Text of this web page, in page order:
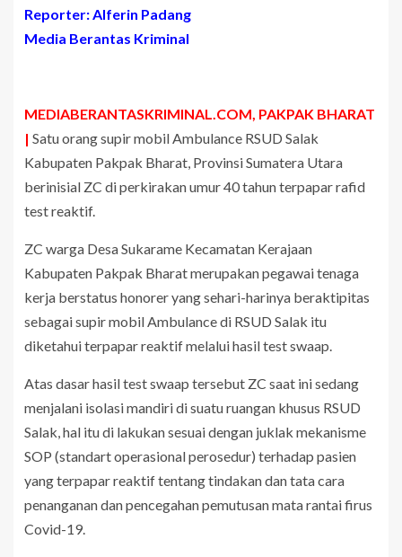
Reporter: Alferin Padang
Media Berantas Kriminal
MEDIABERANTASKRIMINAL.COM, PAKPAK BHARAT
| Satu orang supir mobil Ambulance RSUD Salak
Kabupaten Pakpak Bharat, Provinsi Sumatera Utara
berinisial ZC di perkirakan umur 40 tahun terpapar rafid
test reaktif.
ZC warga Desa Sukarame Kecamatan Kerajaan
Kabupaten Pakpak Bharat merupakan pegawai tenaga
kerja berstatus honorer yang sehari-harinya beraktipitas
sebagai supir mobil Ambulance di RSUD Salak itu
diketahui terpapar reaktif melalui hasil test swaap.
Atas dasar hasil test swaap tersebut ZC saat ini sedang
menjalani isolasi mandiri di suatu ruangan khusus RSUD
Salak, hal itu di lakukan sesuai dengan juklak mekanisme
SOP (standart operasional perosedur) terhadap pasien
yang terpapar reaktif tentang tindakan dan tata cara
penanganan dan pencegahan pemutusan mata rantai firus
Covid-19.